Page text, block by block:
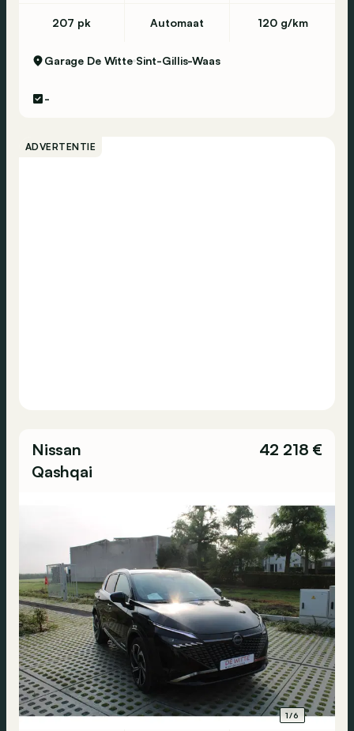
207 pk Automaat 120 g/km
Garage De Witte Sint-Gillis-Waas
-
ADVERTENTIE
Nissan
Qashqai
42 218 €
1/6